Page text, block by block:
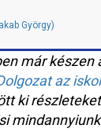
György)
már készen
az
ki